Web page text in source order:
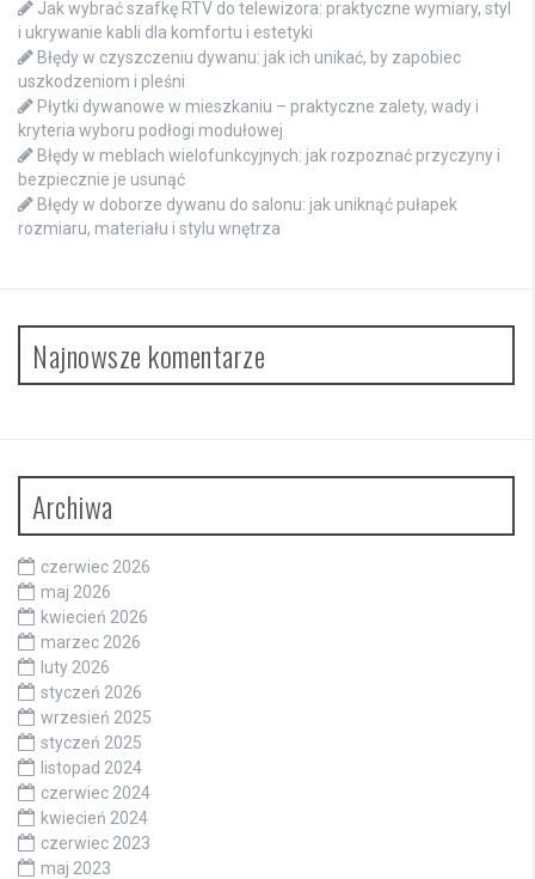
Jak wybrać szafkę RTV do telewizora: praktyczne wymiary, styl
i ukrywanie kabli dla komfortu i estetyki
Błędy w czyszczeniu dywanu: jak ich unikać, by zapobiec
uszkodzeniom i pleśni
Płytki dywanowe w mieszkaniu – praktyczne zalety, wady i
kryteria wyboru podłogi modułowej
Błędy w meblach wielofunkcyjnych: jak rozpoznać przyczyny i
bezpiecznie je usunąć
Błędy w doborze dywanu do salonu: jak uniknąć pułapek
rozmiaru, materiału i stylu wnętrza
Najnowsze komentarze
Archiwa
czerwiec 2026
maj 2026
kwiecień 2026
marzec 2026
luty 2026
styczeń 2026
wrzesień 2025
styczeń 2025
listopad 2024
czerwiec 2024
kwiecień 2024
czerwiec 2023
maj 2023